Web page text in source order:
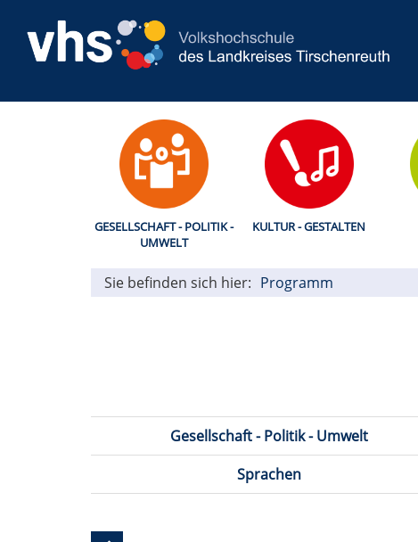
GESELLSCHAFT - POLITIK -
UMWELT
KULTUR - GESTALTEN
Sie befinden sich hier: Programm
Gesellschaft - Politik - Umwelt
Sprachen